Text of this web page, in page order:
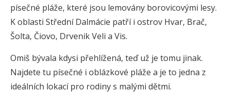
písečné pláže, které jsou lemovány borovicovými lesy.
K oblasti Střední Dalmácie patří i ostrov Hvar, Brač,
Šolta, Čiovo, Drvenik Veli a Vis.
Omiš bývala kdysi přehlížená, teď už je tomu jinak.
Najdete tu písečné i oblázkové pláže a je to jedna z
ideálních lokací pro rodiny s malými dětmi.